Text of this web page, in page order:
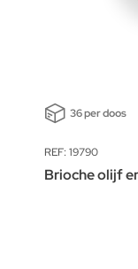
36 per doos
REF: 19790
Brioche olijf